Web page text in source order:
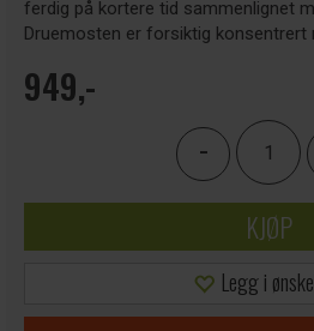
ferdig på kortere tid sammenlignet
Druemosten er forsiktig konsentrert
949,-
-
KJØP
Legg i